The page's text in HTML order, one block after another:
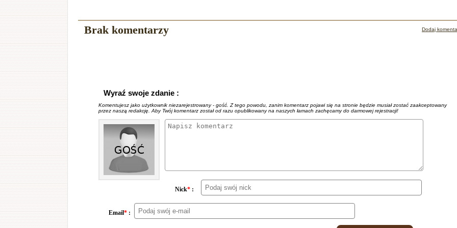
Brak komentarzy Dodaj
Wyraź swoje zdanie :
Komentujesz jako użytkownik niezarejestrowany - gość. Z tego powodu, zanim komentarz pojawi się na stronie będzie musiał zostać zaakceptowany
przez naszą redakcję. Aby Twój komentarz został od razu opublikowany na naszych łamach zachęcamy do darmowej rejestracji!
Nick* :
Email* :